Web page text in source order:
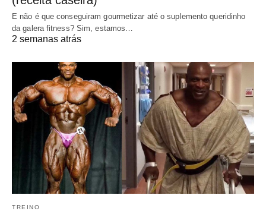
E não é que conseguiram gourmetizar até o suplemento queridinho
da galera fitness? Sim, estamos…
2 semanas atrás
TREINO